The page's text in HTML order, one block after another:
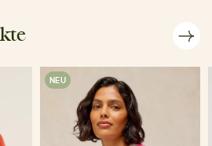
NEU